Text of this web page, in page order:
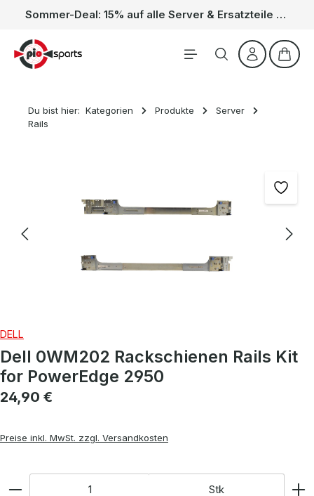
Zum Hauptinhalt springen Sommer-Deal: 15% auf alle Server & Ersatzteile – Kein Code nötig, der Rabatt wird automatisch im Warenkorb abgezogen. Gültig vom 01.06. bis 31.08.
Du bist hier: Kategorien Produkte
Server
Rails
DELL
Dell 0WM202 Rackschienen Rails Kit
for PowerEdge 2950
Regulärer Preis:
24,90 €
Preise inkl. MwSt. zzgl. Versandkosten
Stk